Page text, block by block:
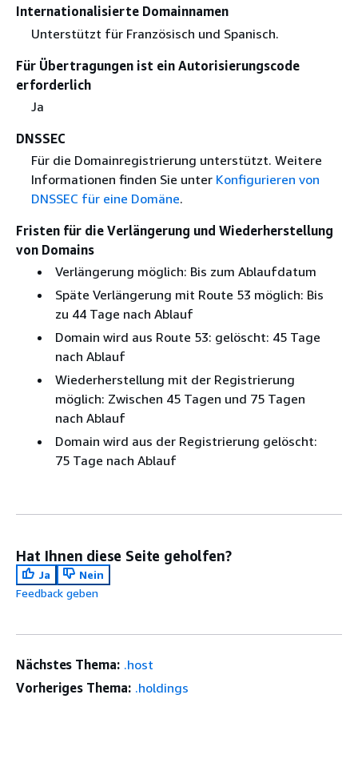
Internationalisierte Domainnamen
Unterstützt für Französisch und Spanisch.
Für Übertragungen ist ein Autorisierungscode
erforderlich
Ja
DNSSEC
Für die Domainregistrierung unterstützt. Weitere
Informationen finden Sie unter Konfigurieren von
DNSSEC für eine Domäne.
Fristen für die Verlängerung und Wiederherstellung
von Domains
Verlängerung möglich: Bis zum Ablaufdatum
Späte Verlängerung mit Route 53 möglich: Bis
zu 44 Tage nach Ablauf
Domain wird aus Route 53: gelöscht: 45 Tage
nach Ablauf
Wiederherstellung mit der Registrierung
möglich: Zwischen 45 Tagen und 75 Tagen
nach Ablauf
Domain wird aus der Registrierung gelöscht:
75 Tage nach Ablauf
Hat Ihnen diese Seite geholfen?
Ja
Nein
Feedback geben
Nächstes Thema: .host
Vorheriges Thema: .holdings